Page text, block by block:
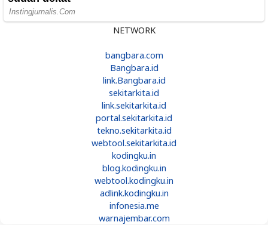
NETWORK
bangbara.com
Bangbara.id
link.Bangbara.id
sekitarkita.id
link.sekitarkita.id
portal.sekitarkita.id
tekno.sekitarkita.id
webtool.sekitarkita.id
kodingku.in
blog.kodingku.in
webtool.kodingku.in
adlink.kodingku.in
infonesia.me
warnajembar.com